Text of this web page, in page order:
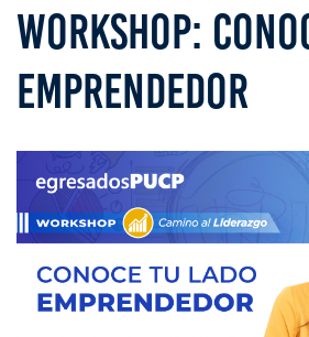
WORKSHOP:
EMPRENDEDOR